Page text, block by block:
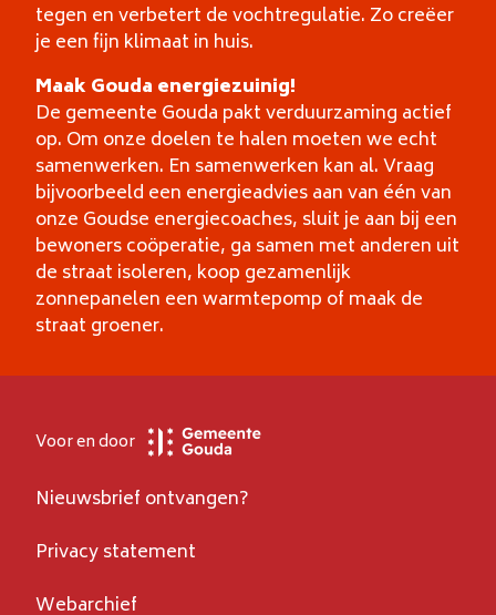
tegen en verbetert de vochtregulatie. Zo creëer
je een fijn klimaat in huis.
Maak Gouda energiezuinig!
De gemeente Gouda pakt verduurzaming actief
op. Om onze doelen te halen moeten we echt
samenwerken. En samenwerken kan al. Vraag
bijvoorbeeld een energieadvies aan van één van
onze Goudse energiecoaches, sluit je aan bij een
bewoners coöperatie, ga samen met anderen uit
de straat isoleren, koop gezamenlijk
zonnepanelen een warmtepomp of maak de
straat groener.
Voor en door
Nieuwsbrief ontvangen?
Privacy statement
Webarchief